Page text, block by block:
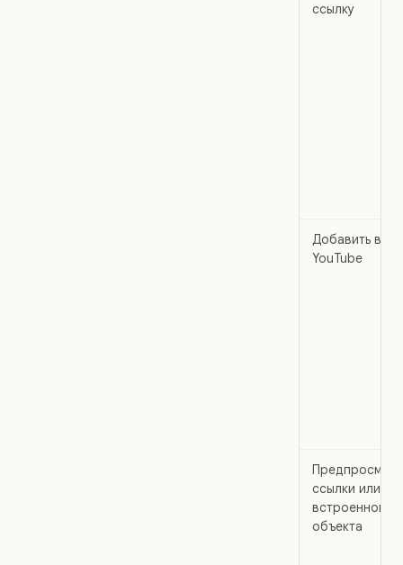
ссылку
Добавить
YouTube
ссылки или
встроенного
объекта